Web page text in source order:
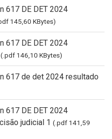
617 DE DET 2024
145,60 KBytes)
617 DE DET 2024
(.pdf 146,10 KBytes)
617 de det 2024 resultado
617 DE DET 2024
judicial 1 (.pdf 141,59